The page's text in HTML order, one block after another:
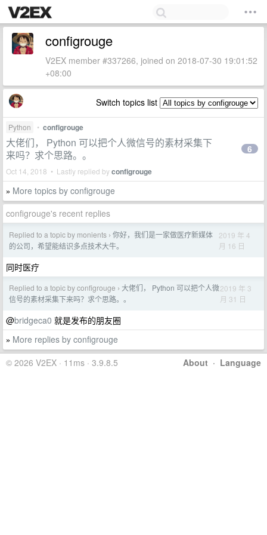
configrouge
V2EX member #337266, joined on 2018-07-30 19:01:52
+08:00
Switch topics list
Python • configrouge
大佬们， Python 可以把个人微信号的素材采集下
来吗？求个思路。。
Oct 14, 2018 • Lastly replied byconfigrouge
6
» More topics by configrouge
configrouge's recent replies
Replied to a topic by monients › 你好，我们是一家做医疗新媒体
的公司，希望能结识多点技术大牛。
2019 年 4
月 16 日
同时医疗
Replied to a topic by configrouge › 大佬们， Python 可以把个人微
信号的素材采集下来吗？求个思路。。
2019 年 3
月 31 日
@bridgeca0 就是发布的朋友圈
» More replies by configrouge
About · Language
© 2026 V2EX · 11ms · 3.9.8.5